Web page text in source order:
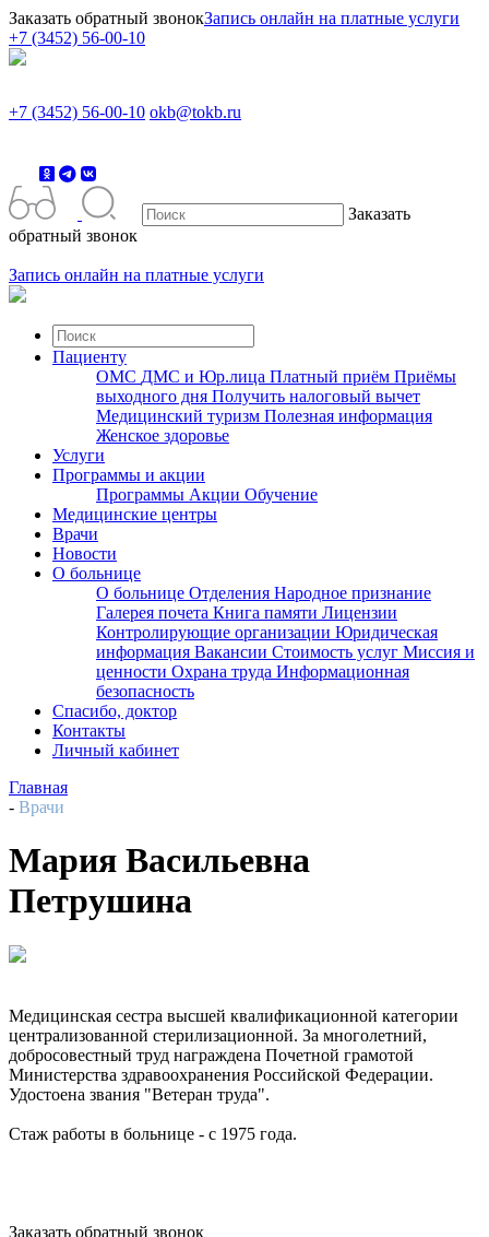
Заказать обратный звонокЗапись онлайн на платные услуги
+7 (3452) 56-00-10
+7 (3452) 56-00-10 okb@tokb.ru
Заказать
обратный звонок
Запись онлайн на платные услуги
Пациенту
ОМС ДМС и Юр.лица Платный приём Приёмы
выходного дня Получить налоговый вычет
Медицинский туризм Полезная информация
Женское здоровье
Услуги
Программы и акции
Программы Акции Обучение
Медицинские центры
Врачи
Новости
О больнице
О больнице Отделения Народное признание
Галерея почета Книга памяти Лицензии
Контролирующие организации Юридическая
информация Вакансии Стоимость услуг Миссия и
ценности Охрана труда Информационная
безопасность
Спасибо, доктор
Контакты
Личный кабинет
Главная
- Врачи
Мария Васильевна
Петрушина
Медицинская сестра высшей квалификационной категории
централизованной стерилизационной. За многолетний,
добросовестный труд награждена Почетной грамотой
Министерства здравоохранения Российской Федерации.
Удостоена звания "Ветеран труда".
Стаж работы в больнице - с 1975 года.
Заказать обратный звонок